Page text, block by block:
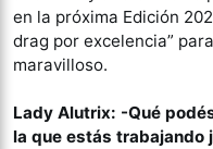
en la próxima Edición
drag por excelencia”
maravilloso.
Lady Alutrix: -Qué
la que estás trabajando